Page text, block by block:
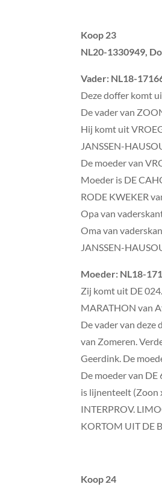
Koop 23
NL20-1330949,
Vader: NL18-
Deze doffer komt
De vader van
Hij komt uit
JANSSEN-
De moeder van
Moeder is DE
RODE KWEKER
Opa van
Oma van
JANSSEN-
Moeder: NL18-
Zij komt uit DE
MARATHON van
De vader van deze
van Zomeren.
Geerdink. De
De moeder van DE
is lijnenteelt (Zoon
INTERPROV.
KORTOM UIT DE
Koop 24